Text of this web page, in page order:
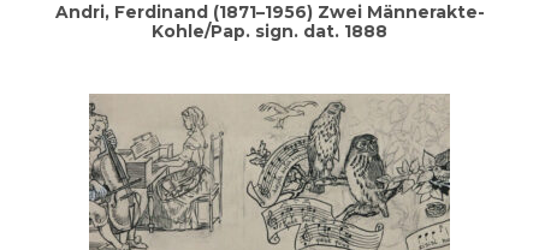
Andri, Fer­di­nand (1871–1956) Zwei Män­ner­ak­te-
Kohle/Pap. sign. dat. 1888